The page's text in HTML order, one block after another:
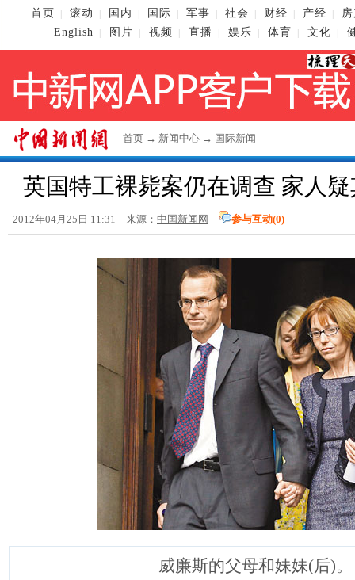
首页 滚动 国内 国际 军事 社会 财经 产经
English
图片 视频 直播 娱乐 体育 文化
首页 → 新闻中心 → 国际新闻
英国特工裸毙案仍在调查 家人
2012年04月25日 11:31 来源： 中国新闻网 参与互动(0)
威廉斯的父母和妹妹(后)。